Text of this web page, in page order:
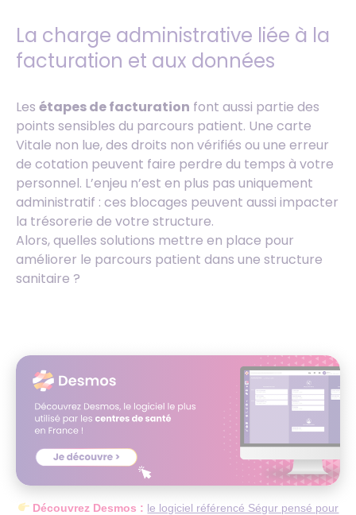
La charge administrative liée à la
facturation et aux données
Les étapes de facturation font aussi partie des
points sensibles du parcours patient. Une carte
Vitale non lue, des droits non vérifiés ou une erreur
de cotation peuvent faire perdre du temps à votre
personnel. L’enjeu n’est en plus pas uniquement
administratif : ces blocages peuvent aussi impacter
la trésorerie de votre structure.
Alors, quelles solutions mettre en place pour
améliorer le parcours patient dans une structure
sanitaire ?
Découvrez Desmos : le logiciel référencé Ségur pensé pour